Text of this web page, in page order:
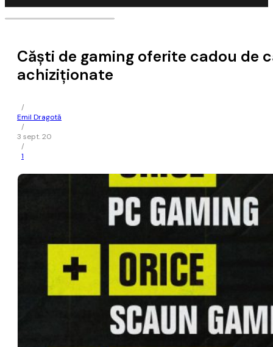
Căști de gaming oferite cadou de
achiziționate
/
Emil Dragotă
/
3 sept. 20
/
1